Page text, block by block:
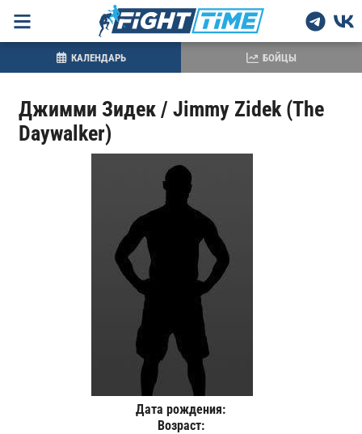
Джимми Зидек / Jimmy Zidek (The
Daywalker)
Дата рождения:
Возраст:
КАЛЕНДАРЬ БОЙЦЫ